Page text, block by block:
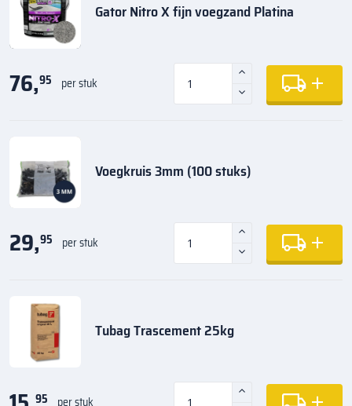
Gator Nitro X fijn voegzand Platina
76,95 per stuk
Voegkruis 3mm (100 stuks)
29,95 per stuk
Tubag Trascement 25kg
95 per stuk